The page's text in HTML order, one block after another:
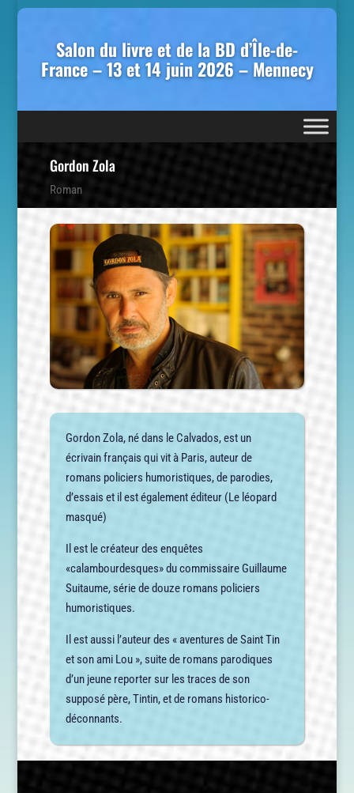
Salon du livre et de la BD d’Île-de-
France – 13 et 14 juin 2026 – Mennecy
Gordon Zola
Roman
Gordon Zola, né dans le Calvados, est un
écrivain français qui vit à Paris, auteur de
romans policiers humoristiques, de parodies,
d’essais et il est également éditeur (Le léopard
masqué)
Il est le créateur des enquêtes
«calambourdesques» du commissaire Guillaume
Suitaume, série de douze romans policiers
humoristiques.
Il est aussi l’auteur des « aventures de Saint Tin
et son ami Lou », suite de romans parodiques
d’un jeune reporter sur les traces de son
supposé père, Tintin, et de romans historico-
déconnants.